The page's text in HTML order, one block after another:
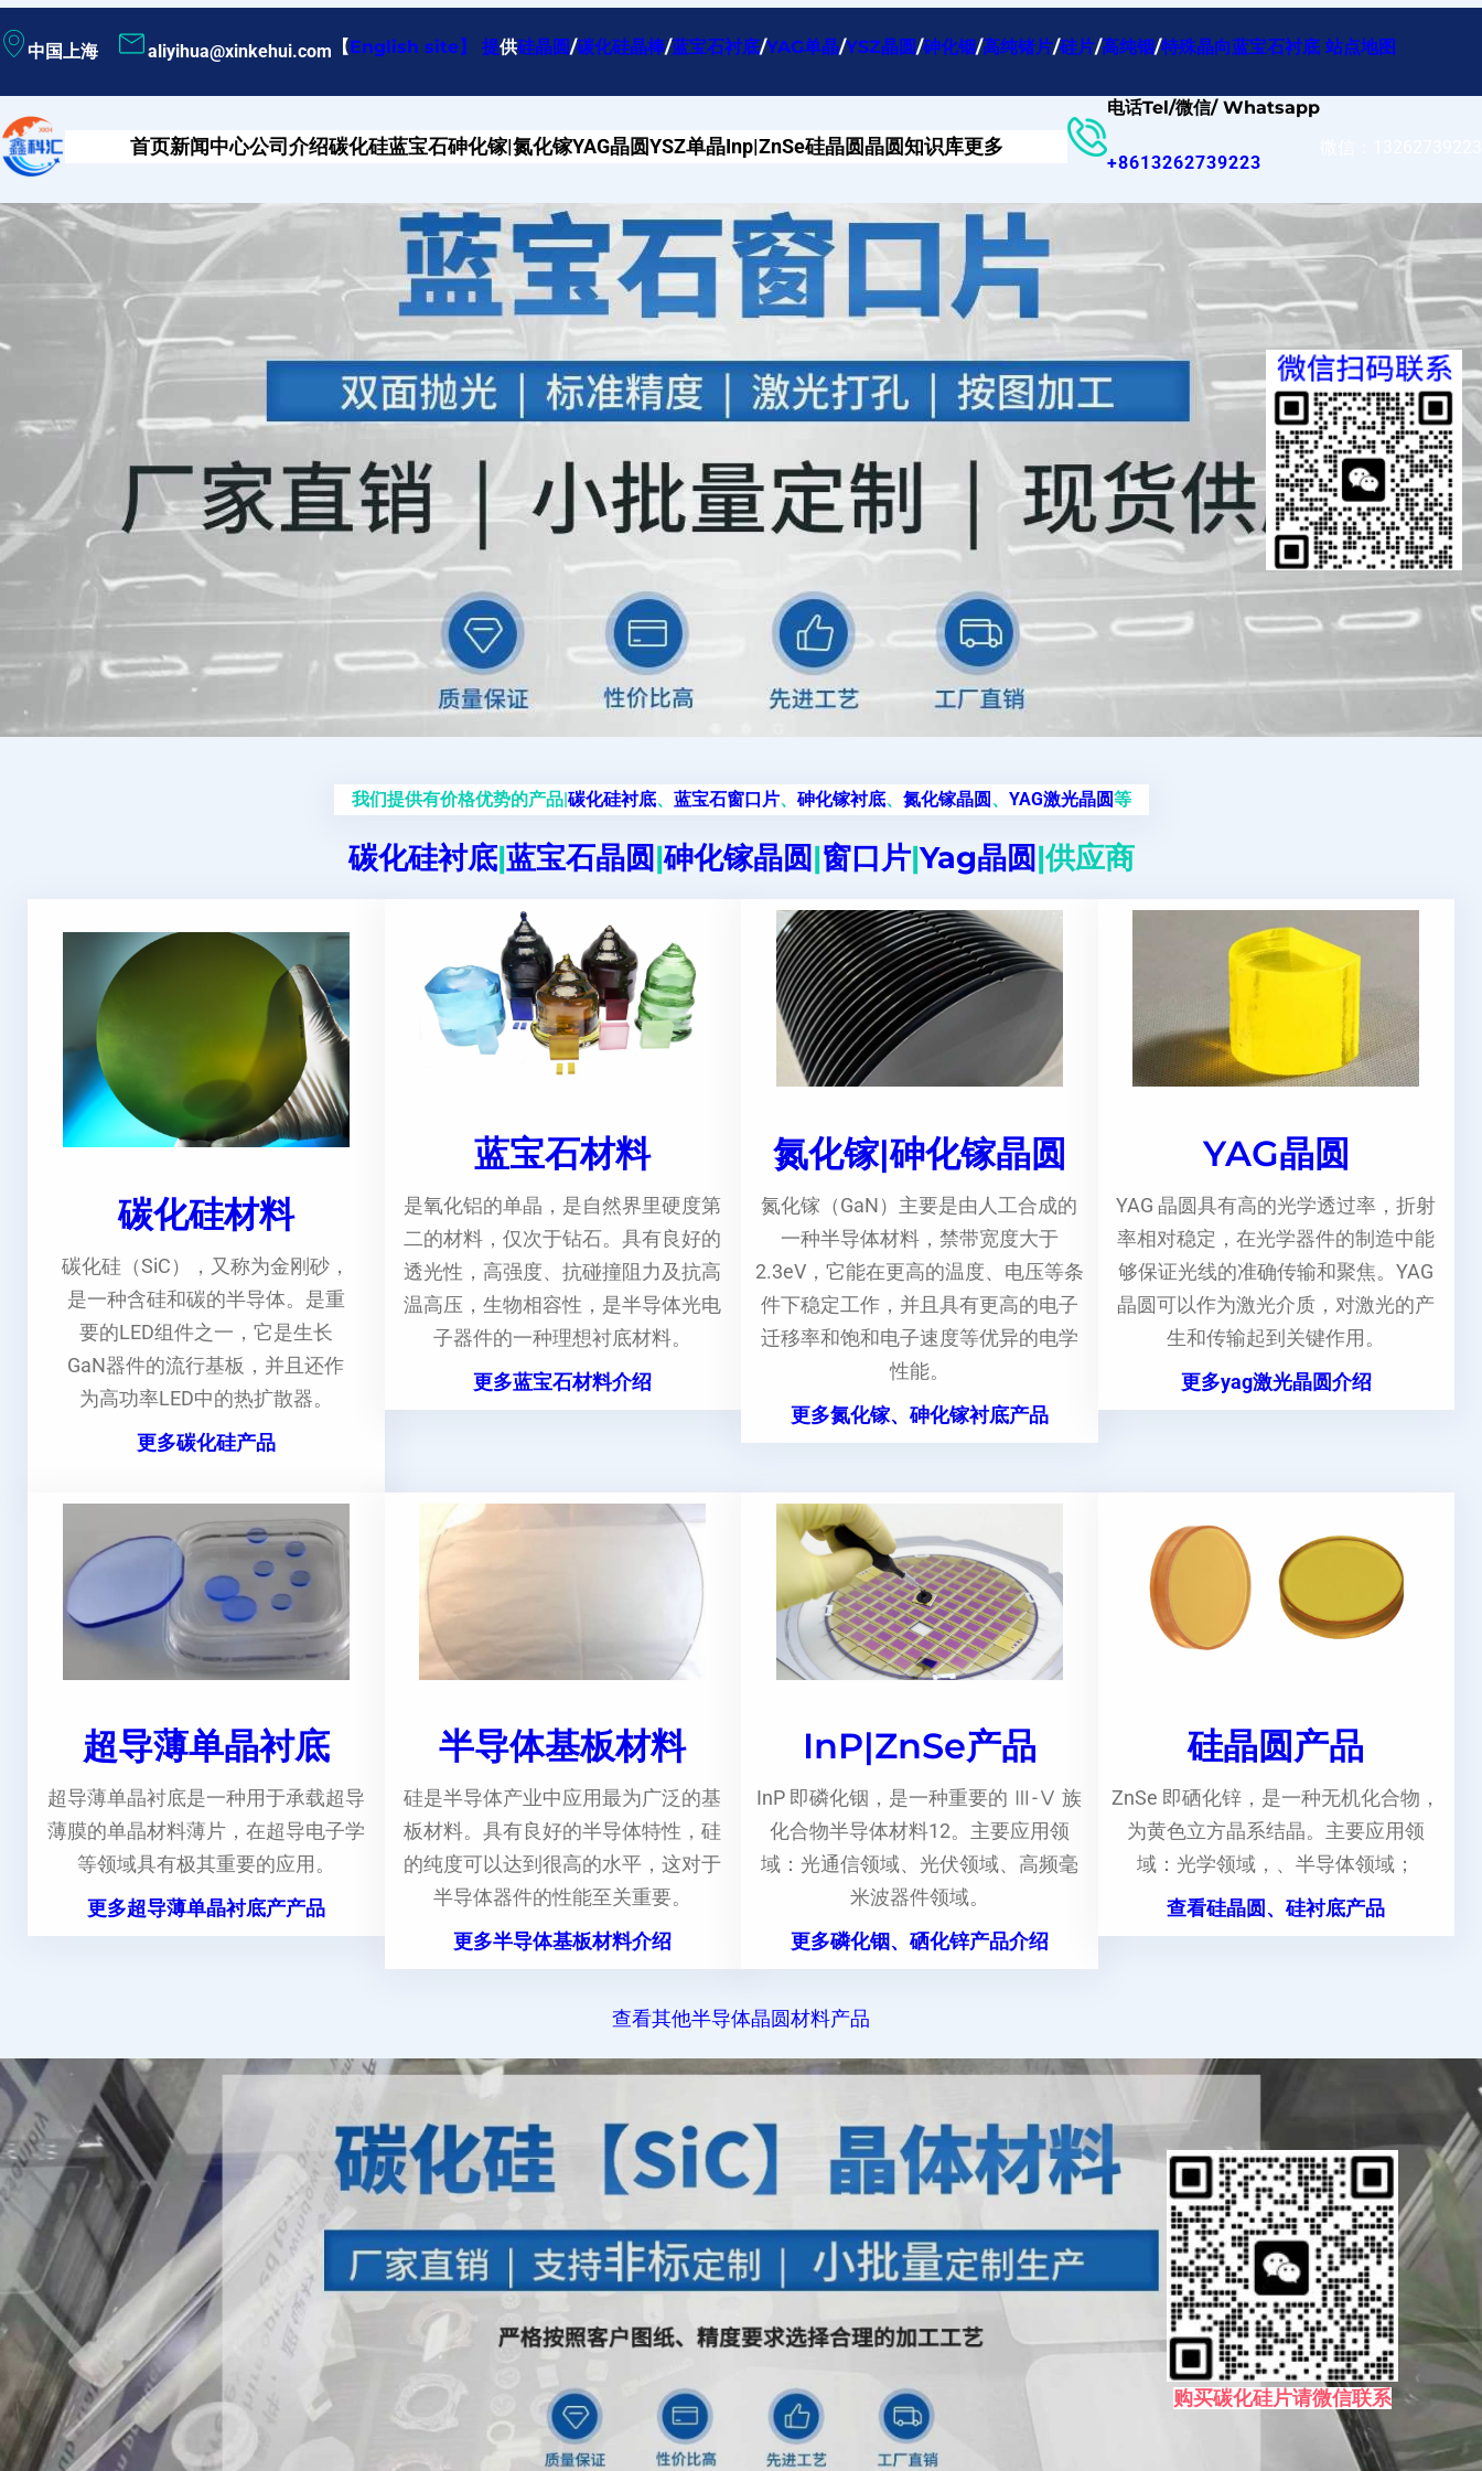
至
容
中国上海 aliyihua@xinkehui.com 【English site】 提供硅晶圆/碳化硅晶棒/蓝宝石衬底/YAG单晶/YSZ晶圆/砷化铟/高纯锗片/硅片/高纯铟/特殊晶向蓝宝石衬底 站点地图
首页新闻中心公司介绍碳化硅蓝宝石砷化镓|氮化镓YAG晶圆YSZ单晶Inp|ZnSe硅晶圆晶圆知识库更多
电话Tel/微信/ Whatsapp
+8613262739223
我们提供有价格优势的产品|碳化硅衬底、 蓝宝石窗口片、 砷化镓衬底、 氮化镓晶圆、 YAG激光晶圆等
碳化硅衬底|蓝宝石晶圆|砷化镓晶圆|窗口片|Yag晶圆|供应商
碳化硅材料
碳化硅（SiC），又称为金刚砂，
是一种含硅和碳的半导体。是重
要的LED组件之一，它是生长
GaN器件的流行基板，并且还作
为高功率LED中的热扩散器。
更多碳化硅产品
蓝宝石材料
是氧化铝的单晶，是自然界里硬度第
二的材料，仅次于钻石。具有良好的
透光性，高强度、抗碰撞阻力及抗高
温高压，生物相容性，是半导体光电
子器件的一种理想衬底材料。
更多蓝宝石材料介绍
氮化镓|砷化镓晶圆
氮化镓（GaN）主要是由人工合成的
一种半导体材料，禁带宽度大于
2.3eV，它能在更高的温度、电压等条
件下稳定工作，并且具有更高的电子
迁移率和饱和电子速度等优异的电学
性能。
更多氮化镓、砷化镓衬底产品
YAG晶圆
YAG 晶圆具有高的光学透过率，折射
率相对稳定，在光学器件的制造中能
够保证光线的准确传输和聚焦。YAG
晶圆可以作为激光介质，对激光的产
生和传输起到关键作用。
更多yag激光晶圆介绍
超导薄单晶衬底
超导薄单晶衬底是一种用于承载超导
薄膜的单晶材料薄片，在超导电子学
等领域具有极其重要的应用。
更多超导薄单晶衬底产产品
半导体基板材料
硅是半导体产业中应用最为广泛的基
板材料。具有良好的半导体特性，硅
的纯度可以达到很高的水平，这对于
半导体器件的性能至关重要。
更多半导体基板材料介绍
InP|ZnSe产品
InP 即磷化铟，是一种重要的 Ⅲ-Ⅴ 族
化合物半导体材料12。主要应用领
域：光通信领域、光伏领域、高频毫
米波器件领域。
更多磷化铟、硒化锌产品介绍
硅晶圆产品
ZnSe 即硒化锌，是一种无机化合物，
为黄色立方晶系结晶。主要应用领
域：光学领域，、半导体领域；
查看硅晶圆、硅衬底产品
查看其他半导体晶圆材料产品
购买碳化硅片请微信联系